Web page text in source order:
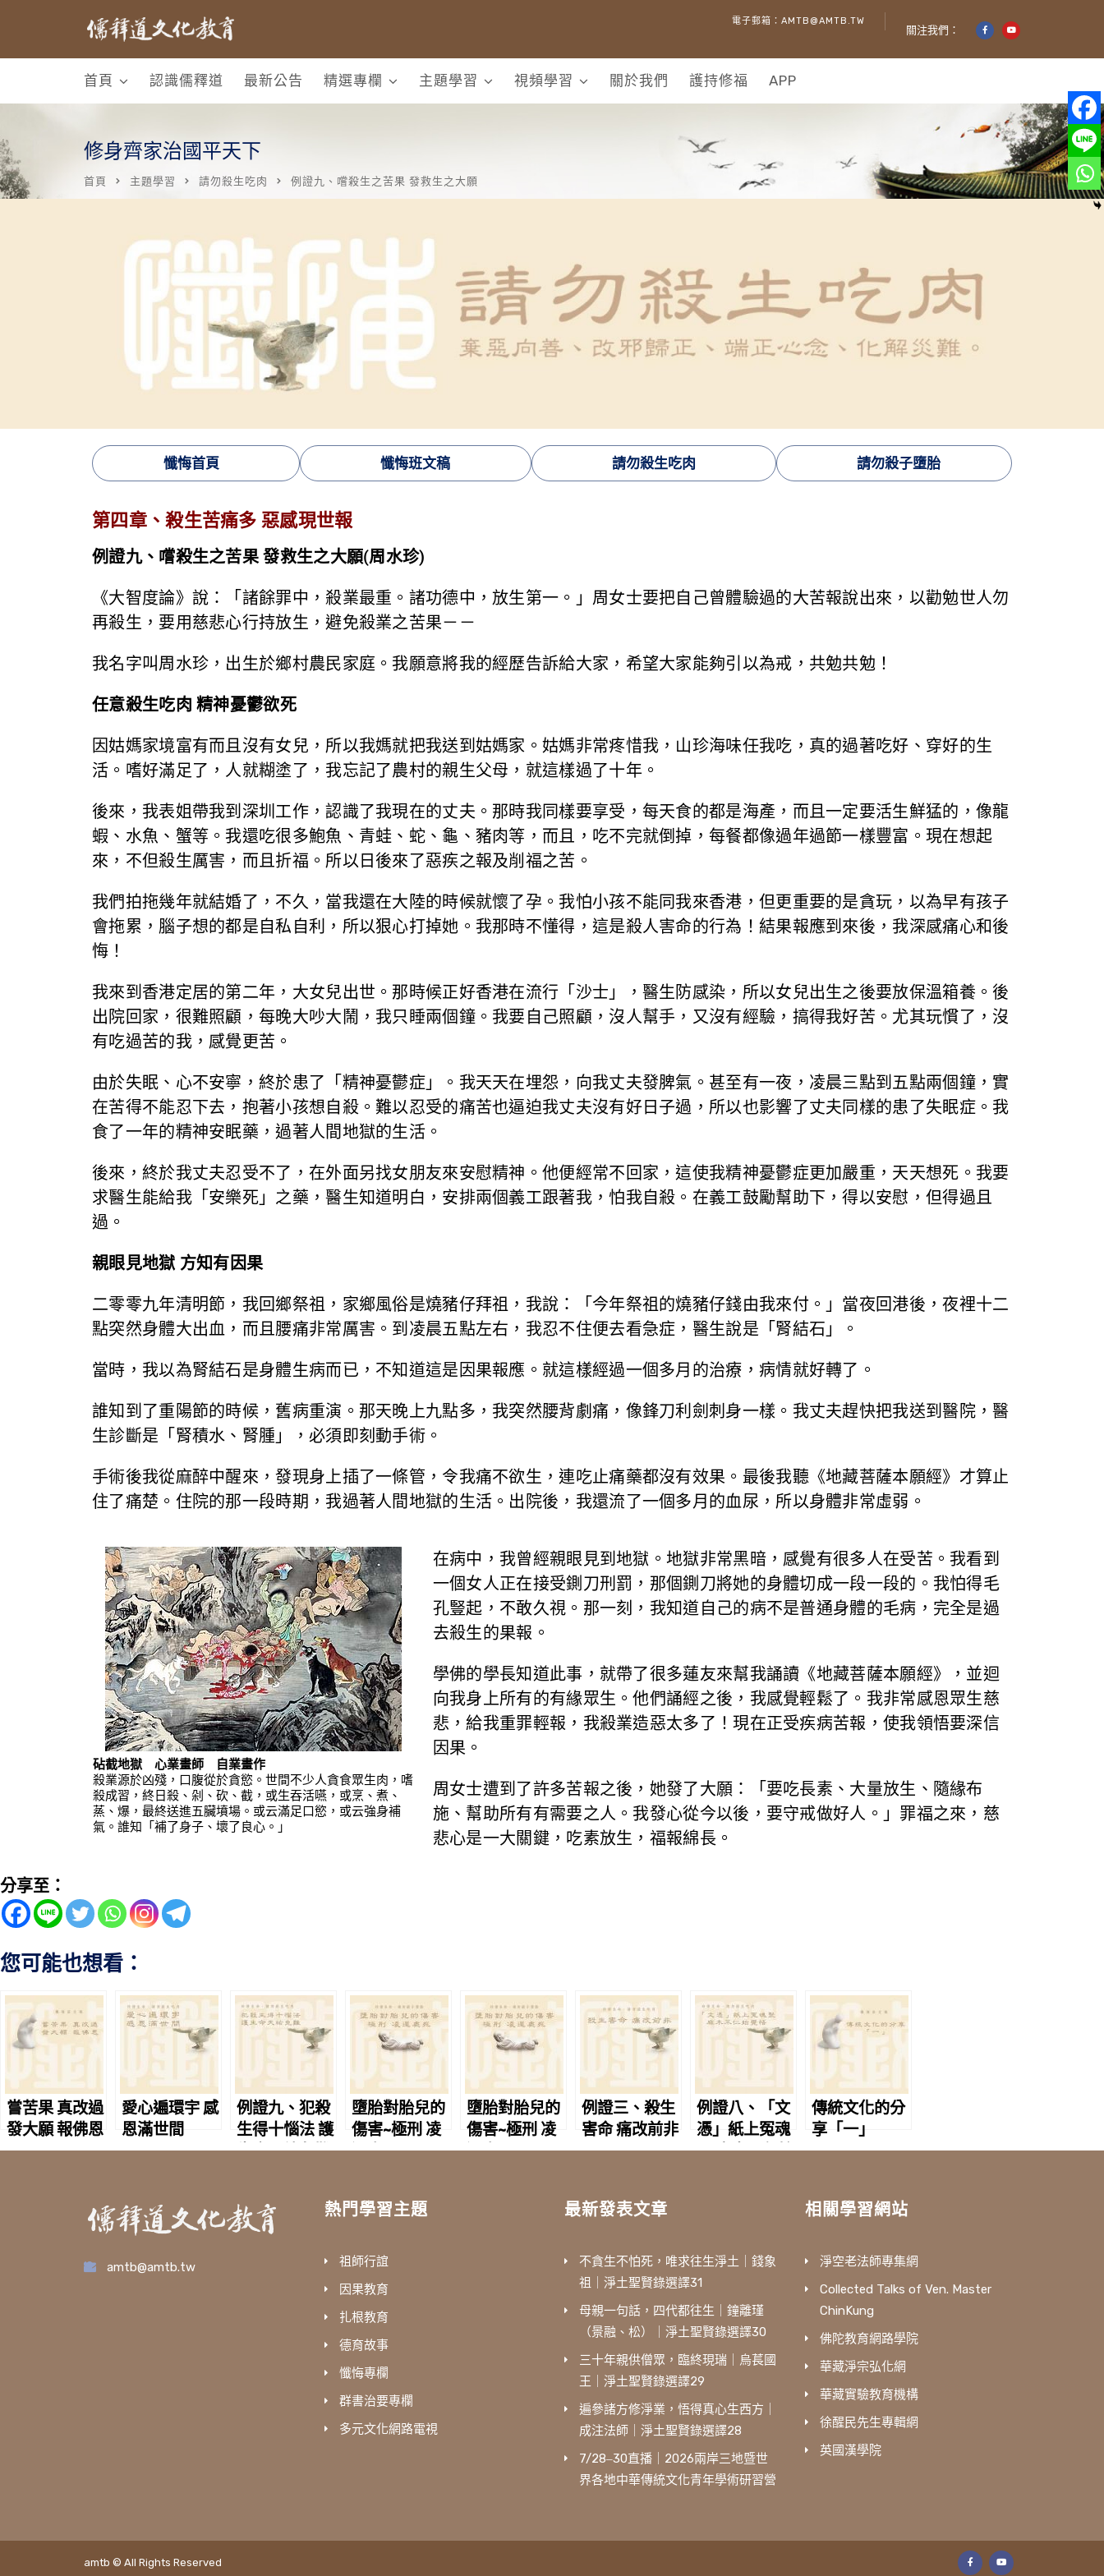
電子郵箱：AMTB@AMTB.TW
關注我們：
首頁 認識儒釋道 最新公告 精選專欄 主題學習 視頻學習 關於我們 護持修福 APP
修身齊家治國平天下
首頁 主題學習 請勿殺生吃肉 例證九、嚐殺生之苦果 發救生之大願
懺悔首頁 懺悔班文稿 請勿殺生吃肉 請勿殺子墮胎
第四章、殺生苦痛多 惡感現世報
例證九、嚐殺生之苦果 發救生之大願(周水珍)
《大智度論》說：「諸餘罪中，殺業最重。諸功德中，放生第一。」周女士要把自己曾體驗過的大苦報說出來，以勸勉世人勿
再殺生，要用慈悲心行持放生，避免殺業之苦果－－
我名字叫周水珍，出生於鄉村農民家庭。我願意將我的經歷告訴給大家，希望大家能夠引以為戒，共勉共勉！
任意殺生吃肉 精神憂鬱欲死
因姑媽家境富有而且沒有女兒，所以我媽就把我送到姑媽家。姑媽非常疼惜我，山珍海味任我吃，真的過著吃好、穿好的生
活。嗜好滿足了，人就糊塗了，我忘記了農村的親生父母，就這樣過了十年。
後來，我表姐帶我到深圳工作，認識了我現在的丈夫。那時我同樣要享受，每天食的都是海產，而且一定要活生鮮猛的，像龍
蝦、水魚、蟹等。我還吃很多鮑魚、青蛙、蛇、龜、豬肉等，而且，吃不完就倒掉，每餐都像過年過節一樣豐富。現在想起
來，不但殺生厲害，而且折福。所以日後來了惡疾之報及削福之苦。
我們拍拖幾年就結婚了，不久，當我還在大陸的時候就懷了孕。我怕小孩不能同我來香港，但更重要的是貪玩，以為早有孩子
會拖累，腦子想的都是自私自利，所以狠心打掉她。我那時不懂得，這是殺人害命的行為！結果報應到來後，我深感痛心和後
悔！
我來到香港定居的第二年，大女兒出世。那時候正好香港在流行「沙士」，醫生防感染，所以女兒出生之後要放保溫箱養。後
出院回家，很難照顧，每晚大吵大鬧，我只睡兩個鐘。我要自己照顧，沒人幫手，又沒有經驗，搞得我好苦。尤其玩慣了，沒
有吃過苦的我，感覺更苦。
由於失眠、心不安寧，終於患了「精神憂鬱症」。我天天在埋怨，向我丈夫發脾氣。甚至有一夜，凌晨三點到五點兩個鐘，實
在苦得不能忍下去，抱著小孩想自殺。難以忍受的痛苦也逼迫我丈夫沒有好日子過，所以也影響了丈夫同樣的患了失眠症。我
食了一年的精神安眠藥，過著人間地獄的生活。
後來，終於我丈夫忍受不了，在外面另找女朋友來安慰精神。他便經常不回家，這使我精神憂鬱症更加嚴重，天天想死。我要
求醫生能給我「安樂死」之藥，醫生知道明白，安排兩個義工跟著我，怕我自殺。在義工鼓勵幫助下，得以安慰，但得過且
過。
親眼見地獄 方知有因果
二零零九年清明節，我回鄉祭祖，家鄉風俗是燒豬仔拜祖，我說：「今年祭祖的燒豬仔錢由我來付。」當夜回港後，夜裡十二
點突然身體大出血，而且腰痛非常厲害。到凌晨五點左右，我忍不住便去看急症，醫生說是「腎結石」。
當時，我以為腎結石是身體生病而已，不知道這是因果報應。就這樣經過一個多月的治療，病情就好轉了。
誰知到了重陽節的時候，舊病重演。那天晚上九點多，我突然腰背劇痛，像鋒刀利劍刺身一樣。我丈夫趕快把我送到醫院，醫
生診斷是「腎積水、腎腫」，必須即刻動手術。
手術後我從麻醉中醒來，發現身上插了一條管，令我痛不欲生，連吃止痛藥都沒有效果。最後我聽《地藏菩薩本願經》才算止
住了痛楚。住院的那一段時期，我過著人間地獄的生活。出院後，我還流了一個多月的血尿，所以身體非常虛弱。
砧截地獄 心業畫師 自業畫作
殺業源於凶殘，口腹從於貪慾。世間不少人貪食眾生肉，嗜
殺成習，終日殺、剁、砍、截，或生吞活嚥，或烹、煮、
蒸、爆，最終送進五臟墳場。或云滿足口慾，或云強身補
氣。誰知「補了身子、壞了良心。」
在病中，我曾經親眼見到地獄。地獄非常黑暗，感覺有很多人在受苦。我看到
一個女人正在接受鍘刀刑罰，那個鍘刀將她的身體切成一段一段的。我怕得毛
孔豎起，不敢久視。那一刻，我知道自己的病不是普通身體的毛病，完全是過
去殺生的果報。
學佛的學長知道此事，就帶了很多蓮友來幫我誦讀《地藏菩薩本願經》，並迴
向我身上所有的有緣眾生。他們誦經之後，我感覺輕鬆了。我非常感恩眾生慈
悲，給我重罪輕報，我殺業造惡太多了！現在正受疾病苦報，使我領悟要深信
因果。
周女士遭到了許多苦報之後，她發了大願：「要吃長素、大量放生、隨緣布
施、幫助所有有需要之人。我發心從今以後，要守戒做好人。」罪福之來，慈
悲心是一大關鍵，吃素放生，福報綿長。
分享至：
您可能也想看：
嘗苦果 真改過
發大願 報佛恩
愛心遍環宇 感
恩滿世間
例證九、犯殺
生得十惱法 護
生命天祐免難
墮胎對胎兒的
傷害~極刑 凌
遲處死
墮胎對胎兒的
傷害~極刑 凌
遲處死
例證三、殺生
害命 痛改前非
例證八、「文
憑」紙上冤魂
聚 麻木不仁始
傳統文化的分
享「一」
amtb@amtb.tw
熱門學習主題
祖師行誼
因果教育
扎根教育
德育故事
懺悔專欄
群書治要專欄
多元文化網路電視
最新發表文章
不貪生不怕死，唯求往生淨土｜錢象
祖｜淨土聖賢錄選譯31
母親一句話，四代都往生｜鐘離瑾
（景融、松）｜淨土聖賢錄選譯30
三十年親供僧眾，臨終現瑞｜烏萇國
王｜淨土聖賢錄選譯29
遍參諸方修淨業，悟得真心生西方｜
成注法師｜淨土聖賢錄選譯28
7/28‒30直播｜2026兩岸三地暨世
界各地中華傳統文化青年學術研習營
相關學習網站
淨空老法師專集網
Collected Talks of Ven. Master
ChinKung
佛陀教育網路學院
華藏淨宗弘化網
華藏實驗教育機構
徐醒民先生專輯網
英國漢學院
amtb © All Rights Reserved